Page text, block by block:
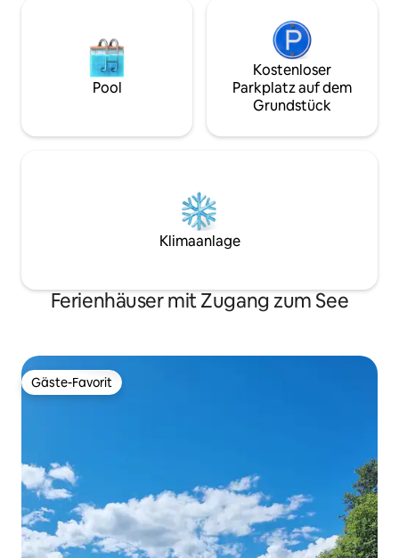
Pool
Kostenloser
Parkplatz auf dem
Grundstück
Klimaanlage
Ferienhäuser mit Zugang zum See
Gäste-Favorit
Gäste-Favorit